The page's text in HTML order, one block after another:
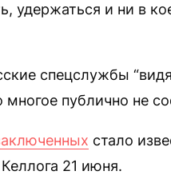
удержаться и ни в
спецслужбы
публично не
стало
21 июня.